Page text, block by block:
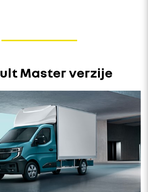
Master verzije